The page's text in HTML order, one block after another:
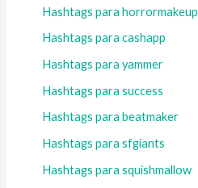
Hashtags para horrormakeup
Hashtags para cashapp
Hashtags para yammer
Hashtags para success
Hashtags para beatmaker
Hashtags para sfgiants
Hashtags para squishmallow